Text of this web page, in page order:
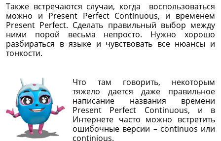
Также встречаются случаи, когда воспользоваться
можно и Present Perfect Continuous, и временем
Present Perfect. Сделать правильный выбор между
ними порой весьма непросто. Нужно хорошо
разбираться в языке и чувствовать все нюансы и
тонкости.
Что там говорить, некоторым
тяжело дается даже правильное
написание названия времени
Present Perfect Continuous, и в
Интернете часто можно встретить
ошибочные версии – continuos или
continious.